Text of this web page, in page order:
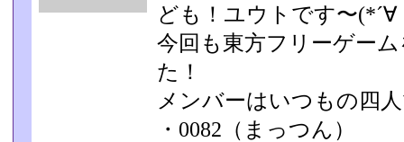
ども！ユウトです〜(*´∀
今回も東方フリーゲー
た！
メンバーはいつもの四
・0082（まっつん）